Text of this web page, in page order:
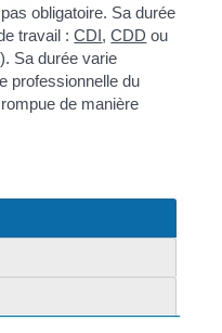
obligatoire. Sa durée
travail :CDI,CDD ou
Sa durée varie
professionnelle du
de manière